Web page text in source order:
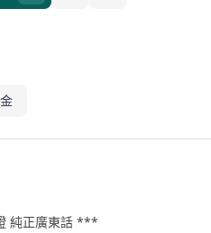
純正廣東話 ***